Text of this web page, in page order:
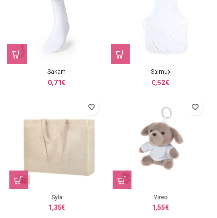
Sakam
0,71€
Salmux
0,52€
Syla
1,35€
Vireo
1,55€